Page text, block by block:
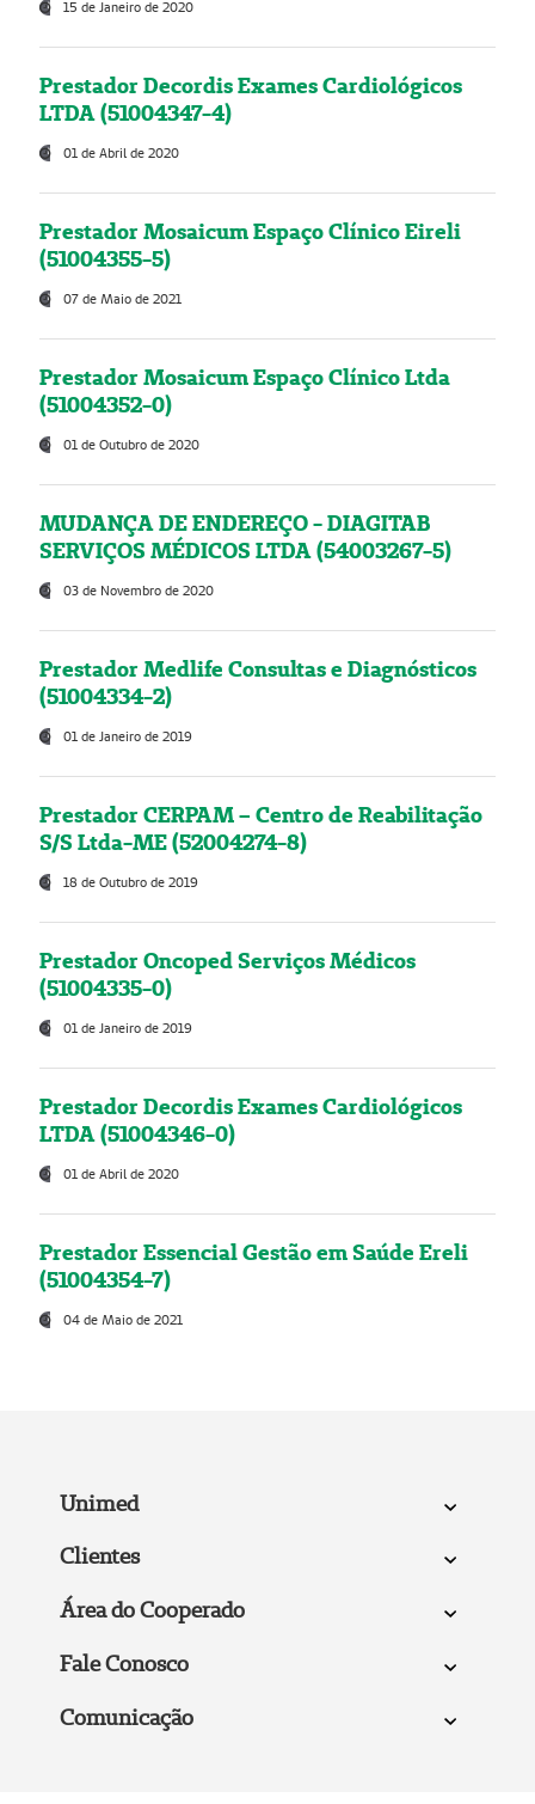
15 de Janeiro de 2020
Prestador Decordis Exames Cardiológicos
LTDA (51004347-4)
01 de Abril de 2020
Prestador Mosaicum Espaço Clínico Eireli
(51004355-5)
07 de Maio de 2021
Prestador Mosaicum Espaço Clínico Ltda
(51004352-0)
01 de Outubro de 2020
MUDANÇA DE ENDEREÇO - DIAGITAB
SERVIÇOS MÉDICOS LTDA (54003267-5)
03 de Novembro de 2020
Prestador Medlife Consultas e Diagnósticos
(51004334-2)
01 de Janeiro de 2019
Prestador CERPAM – Centro de Reabilitação
S/S Ltda-ME (52004274-8)
18 de Outubro de 2019
Prestador Oncoped Serviços Médicos
(51004335-0)
01 de Janeiro de 2019
Prestador Decordis Exames Cardiológicos
LTDA (51004346-0)
01 de Abril de 2020
Prestador Essencial Gestão em Saúde Ereli
(51004354-7)
04 de Maio de 2021
Unimed
Clientes
Área do Cooperado
Fale Conosco
Comunicação